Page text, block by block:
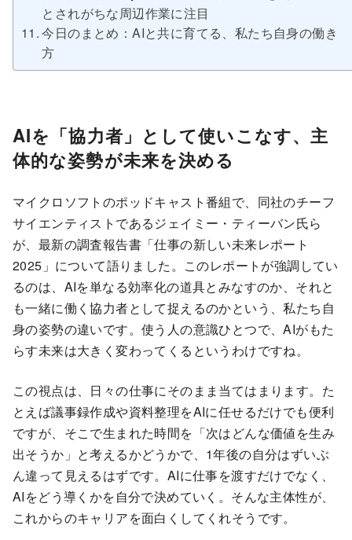
とされがちな周辺作業に注目
今日のまとめ：AIと共に育てる、私たち自身の働き
方
AIを「協力者」として使いこなす、主
体的な姿勢が未来を決める
マイクロソフトのポッドキャスト番組で、同社のチーフ
サイエンティストであるジェイミー・ティーバン氏ら
が、最新の調査報告書「仕事の新しい未来レポート
2025」について語りました。このレポートが強調してい
るのは、AIを単なる効率化の道具とみなすのか、それと
も一緒に働く協力者として捉えるのかという、私たち自
身の姿勢の違いです。使う人の意識ひとつで、AIがもた
らす未来は大きく変わってくるというわけですね。
この視点は、日々の仕事にそのまま当てはまります。た
とえば議事録作成や資料整理をAIに任せるだけでも便利
ですが、そこで生まれた時間を「次はどんな価値を生み
出そうか」と考えるかどうかで、1年後の自分はずいぶ
ん違って見えるはずです。AIに仕事を渡すだけでなく、
AIをどう導くかを自分で決めていく。そんな主体性が、
これからのキャリアを面白くしてくれそうです。